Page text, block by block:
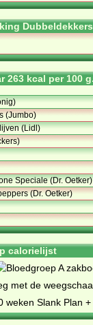
263 kcal per 100
(Jumbo)
(Lidl)
Speciale (Dr. Oetker)
(Dr. Oetker)
calorielijst